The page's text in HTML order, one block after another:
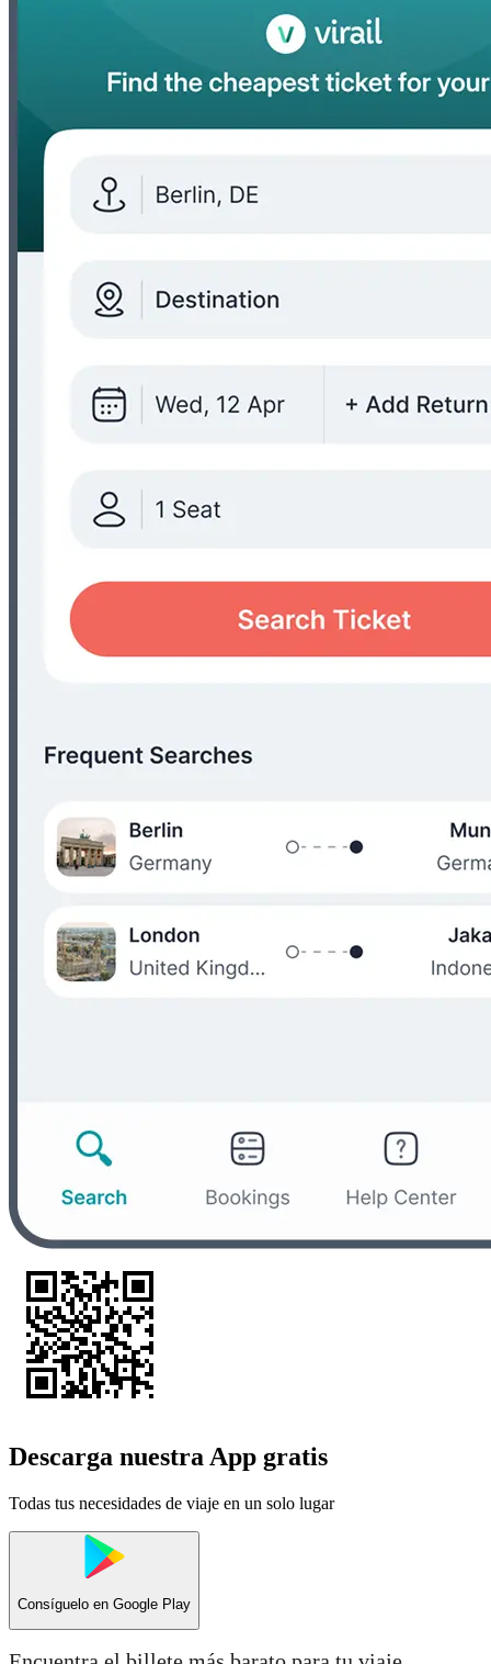
Descarga nuestra App gratis
Todas tus necesidades de viaje en un solo lugar
Consíguelo en Google Play